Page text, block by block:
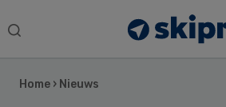
Search
Home › Nieuws
Sidebar